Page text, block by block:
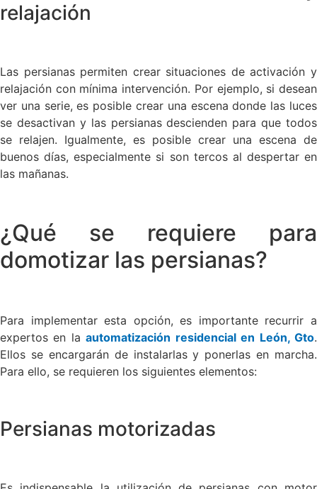
relajación
Las persianas permiten crear situaciones de activación y
relajación con mínima intervención. Por ejemplo, si desean
ver una serie, es posible crear una escena donde las luces
se desactivan y las persianas descienden para que todos
se relajen. Igualmente, es posible crear una escena de
buenos días, especialmente si son tercos al despertar en
las mañanas.
¿Qué se requiere para
domotizar las persianas?
Para implementar esta opción, es importante recurrir a
expertos en laautomatización residencial en León, Gto.
Ellos se encargarán de instalarlas y ponerlas en marcha.
Para ello, se requieren los siguientes elementos:
Persianas motorizadas